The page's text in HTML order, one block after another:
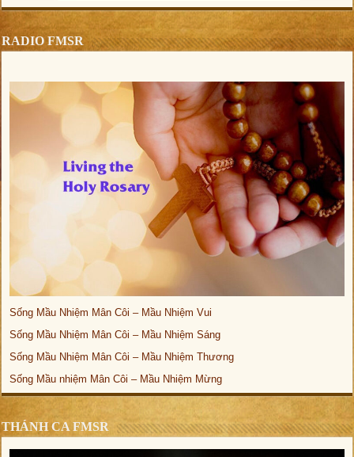
RADIO FMSR
Sống Mầu Nhiệm Mân Côi – Mầu Nhiệm Vui
Sống Mầu Nhiệm Mân Côi – Mầu Nhiệm Sáng
Sống Mầu Nhiệm Mân Côi – Mầu Nhiệm Thương
Sống Mầu nhiệm Mân Côi – Mầu Nhiệm Mừng
THÁNH CA FMSR